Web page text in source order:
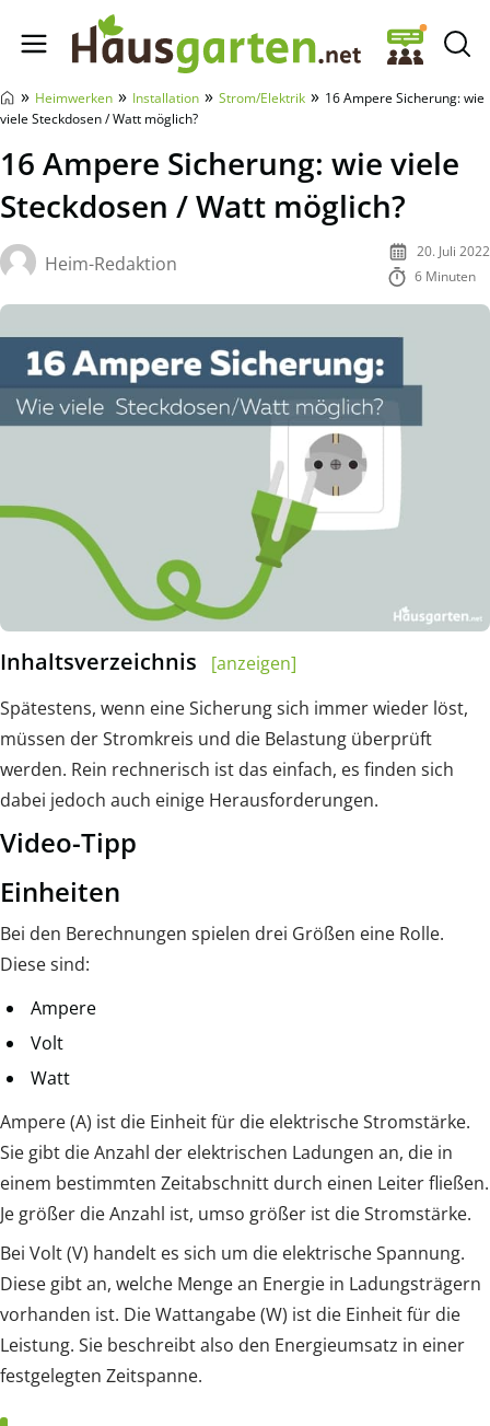
Hausgarten.net
» Heimwerken » Installation » Strom/Elektrik » 16 Ampere Sicherung: wie
viele Steckdosen / Watt möglich?
16 Ampere Sicherung: wie viele
Steckdosen / Watt möglich?
Heim-Redaktion
20. Juli 2022
6 Minuten
Inhaltsverzeichnis
[anzeigen]
Spätestens, wenn eine Sicherung sich immer wieder löst,
müssen der Stromkreis und die Belastung überprüft
werden. Rein rechnerisch ist das einfach, es finden sich
dabei jedoch auch einige Herausforderungen.
Video-Tipp
Einheiten
Bei den Berechnungen spielen drei Größen eine Rolle.
Diese sind:
Ampere
Volt
Watt
Ampere (A) ist die Einheit für die elektrische Stromstärke.
Sie gibt die Anzahl der elektrischen Ladungen an, die in
einem bestimmten Zeitabschnitt durch einen Leiter fließen.
Je größer die Anzahl ist, umso größer ist die Stromstärke.
Bei Volt (V) handelt es sich um die elektrische Spannung.
Diese gibt an, welche Menge an Energie in Ladungsträgern
vorhanden ist. Die Wattangabe (W) ist die Einheit für die
Leistung. Sie beschreibt also den Energieumsatz in einer
festgelegten Zeitspanne.